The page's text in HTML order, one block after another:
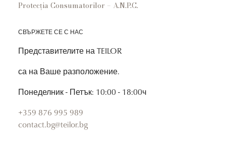
Protecția Consumatorilor – A.N.P.C.
СВЪРЖЕТЕ СЕ С НАС
Представителите на TEILOR
са на Ваше разположение.
Понеделник - Петък: 10:00 - 18:00ч
+359 876 995 989
contact.bg@teilor.bg